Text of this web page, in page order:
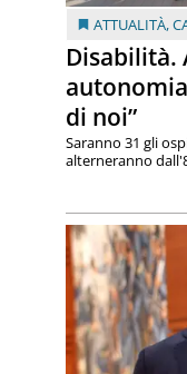
ATTUALITÀ,
Disabilità.
di noi”
Saranno 31 gli
alterneranno